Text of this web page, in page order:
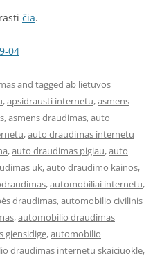
čia.
04
and tagged ab lietuvos
,apsidrausti internetu,asmens
,asmens draudimas,auto
,auto draudimas internetu
,auto draudimas pigiau,auto
uk,auto draudimo kainos,
,automobiliai internetu,
draudimas,automobilio civilinis
,automobilio draudimas
gjensidige,automobilio
draudimas internetu skaiciuokle,